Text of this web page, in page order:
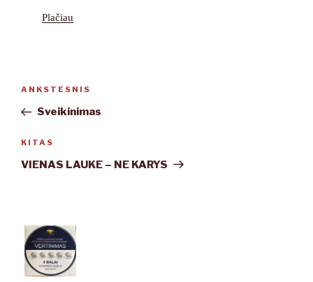
Plačiau
Navigacija
įrašų
Ankstesnis
įrašas
ANKSTESNIS
Sveikinimas
Kitas
įrašas
KITAS
VIENAS LAUKE – NE KARYS